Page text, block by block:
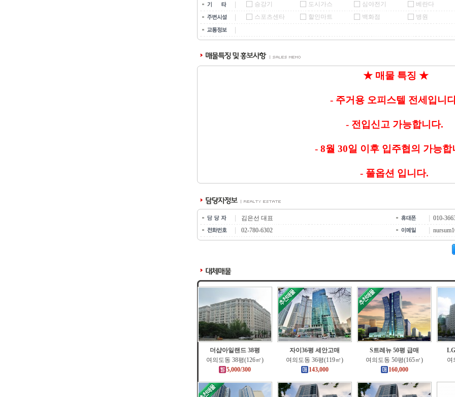
승강기
도시가스 심야전기
베란다
스포츠센타
할인마트 백화점 병원
★ 매물 특징 ★
- 주거용 오피스텔 전세입니
- 전입신고 가능합니다.
- 8월 30일 이후 입주협의 가능합
- 풀옵션 입니다.
김은선 대표
010-
02-780-6302
더샵아일랜드 38평
여의도동 38평(126㎡)
5,000/300
자이36평 세안고매
여의도동 36평(119㎡)
143,000
S트레뉴 50평 급매
여의도동 50평(165㎡)
160,000
여